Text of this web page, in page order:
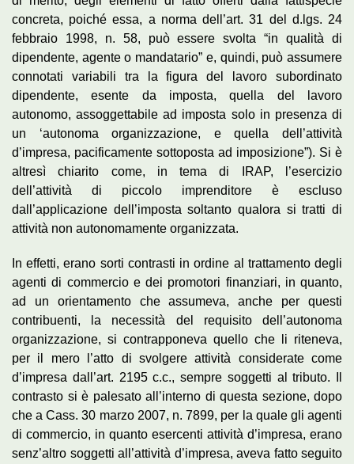
concreta, poiché essa, a norma dell’art. 31 del d.lgs. 24
febbraio 1998, n. 58, può essere svolta “in qualità di
dipendente, agente o mandatario” e, quindi, può assumere
connotati variabili tra la figura del lavoro subordinato
dipendente, esente da imposta, quella del lavoro
autonomo, assoggettabile ad imposta solo in presenza di
un ‘autonoma organizzazione, e quella dell’attività
d’impresa, pacificamente sottoposta ad imposizione”). Si è
altresì chiarito come, in tema di IRAP, l’esercizio
dell’attività di piccolo imprenditore è escluso
dall’applicazione dell’imposta soltanto qualora si tratti di
attività non autonomamente organizzata.
In effetti, erano sorti contrasti in ordine al trattamento degli
agenti di commercio e dei promotori finanziari, in quanto,
ad un orientamento che assumeva, anche per questi
contribuenti, la necessità del requisito dell’autonoma
organizzazione, si contrapponeva quello che li riteneva,
per il mero l’atto di svolgere attività considerate come
d’impresa dall’art. 2195 c.c., sempre soggetti al tributo. Il
contrasto si è palesato all’interno di questa sezione, dopo
che a Cass. 30 marzo 2007, n. 7899, per la quale gli agenti
di commercio, in quanto esercenti attività d’impresa, erano
senz’altro soggetti all’attività d’impresa, aveva fatto seguito